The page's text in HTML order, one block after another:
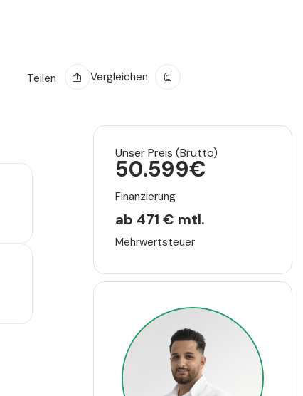
Teilen Vergleichen
Unser Preis (Brutto)
50.599€
Finanzierung
ab 471 € mtl.
Mehrwertsteuer